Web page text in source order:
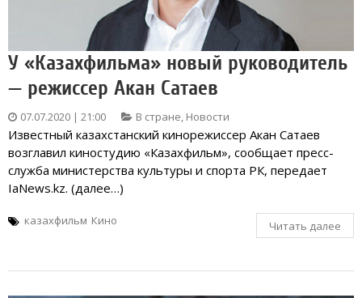
У «Казахфильма» новый руководитель
— режиссер Акан Сатаев
07.07.2020 | 21:00 В стране, Новости
Известный казахстанский кинорежиссер Акан Сатаев
возглавил киностудию «Казахфильм», сообщает пресс-
служба министерства культуры и спорта РК, передает
IaNews.kz. (далее…)
казахфильм Кино Читать далее